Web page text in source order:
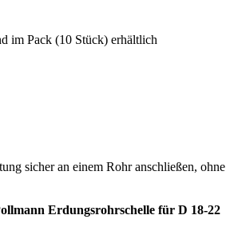
im Pack (10 Stück) erhältlich
sicher an einem Rohr anschließen, ohne
Erdungsrohrschelle für D 18-22